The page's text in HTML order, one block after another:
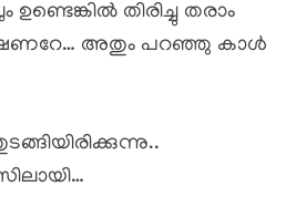
ഉണ്ടെങ്കിൽ തിരിച്ചു തരാം
അതും പറഞ്ഞു കാൾ